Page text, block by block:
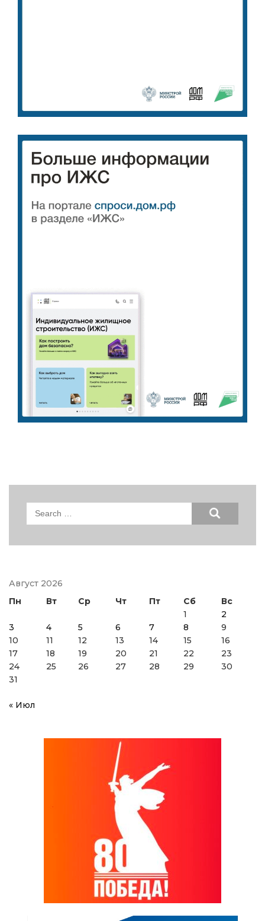
Search
Август 2026
Пн
Вт Ср Чт Пт Сб
Вс
1
2
3
4 5 6 7 8
9
10
11 12 13 14 15
16
17
18 19 20 21 22
23
24
25 26 27 28 29
30
31
« Июл